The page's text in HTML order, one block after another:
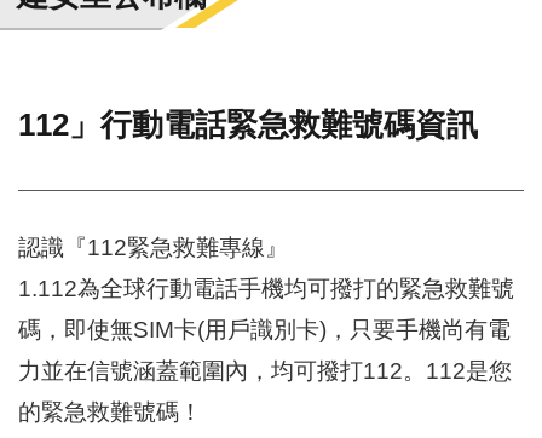
北
市
門
整
檢
索
系
文
化
局
112」行動電話緊急救難號碼資訊
認識『112緊急救難專線』
1.112為全球行動電話手機均可撥打的緊急救難號
碼，即使無SIM卡(用戶識別卡)，只要手機尚有電
力並在信號涵蓋範圍內，均可撥打112。112是您
的緊急救難號碼！